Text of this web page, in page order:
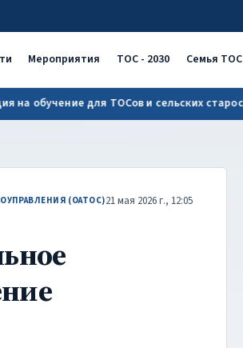
Мероприятия ТОС - 2030 Семья ТОС
для ТОСов и сельских старост!
(ОАТОС)21 мая 2026 г., 12:05